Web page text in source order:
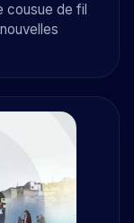
cousue de fil